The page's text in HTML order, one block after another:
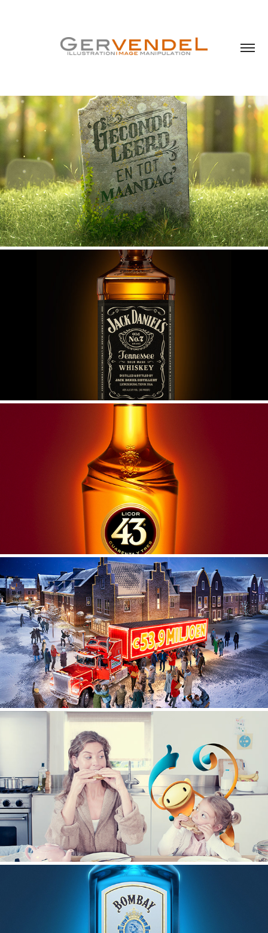
Stichting Sire
Another bottle
Cuarenta Y tres
Nationale Postcode Loterij
Retouche